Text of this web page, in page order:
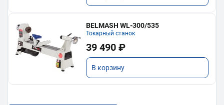
BELMASH WL-300/535
Токарный станок
39 490 ₽
В корзину